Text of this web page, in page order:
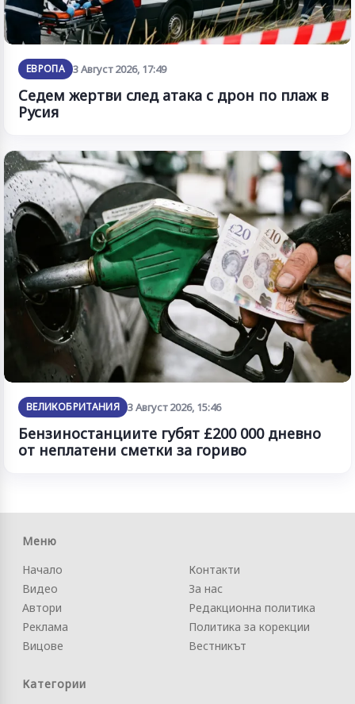
ЕВРОПА 3 Август 2026, 17:49
Седем жертви след атака с дрон по плаж в
Русия
ВЕЛИКОБРИТАНИЯ 3 Август 2026, 15:46
Бензиностанциите губят £200 000 дневно
от неплатени сметки за гориво
Меню
Начало
Видео
Автори
Реклама
Вицове
Контакти
За нас
Редакционна политика
Политика за корекции
Вестникът
Категории